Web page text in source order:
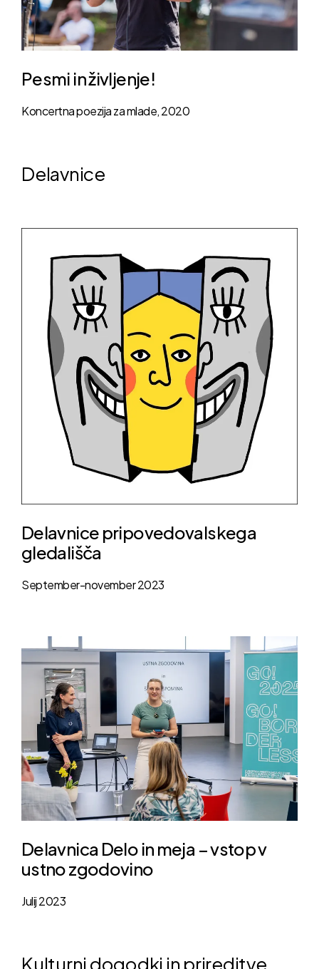
Pesmi in življenje!
Koncertna poezija za mlade, 2020
Delavnice
Delavnice pripovedovalskega
gledališča
September-november 2023
Delavnica Delo in meja – vstop v
ustno zgodovino
Julij 2023
Kulturni dogodki in prireditve